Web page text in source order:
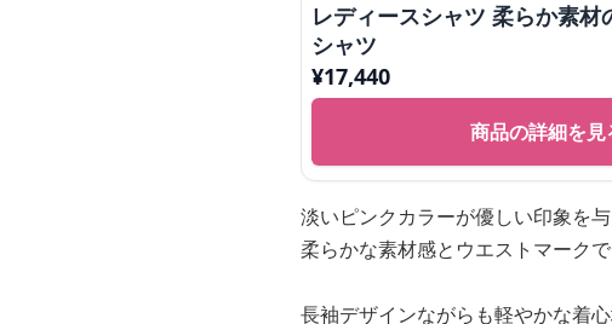
レディースシャツ 柔らか素材
シャツ
¥17,440
商品の詳細を見
淡いピンクカラーが優しい印象を
柔らかな素材感とウエストマーク
長袖デザインながらも軽やかな着